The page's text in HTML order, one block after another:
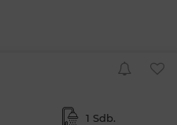
1 Sdb.